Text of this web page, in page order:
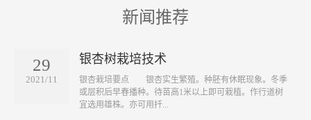
新闻推荐
29
2021/11
银杏树栽培技术
​银杏栽培要点 银杏实生繁殖。种胚有休眠现象。冬季
或层积后早春播种。待苗高1米以上即可栽植。作行道树
宜选用雄株。亦可用扦...